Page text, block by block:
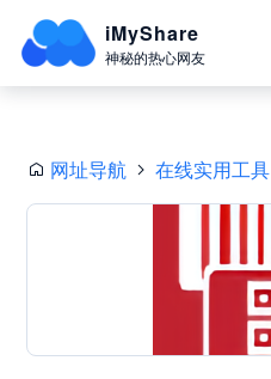
iMyShare
神秘的热心网友
网址导航 在线实用工具